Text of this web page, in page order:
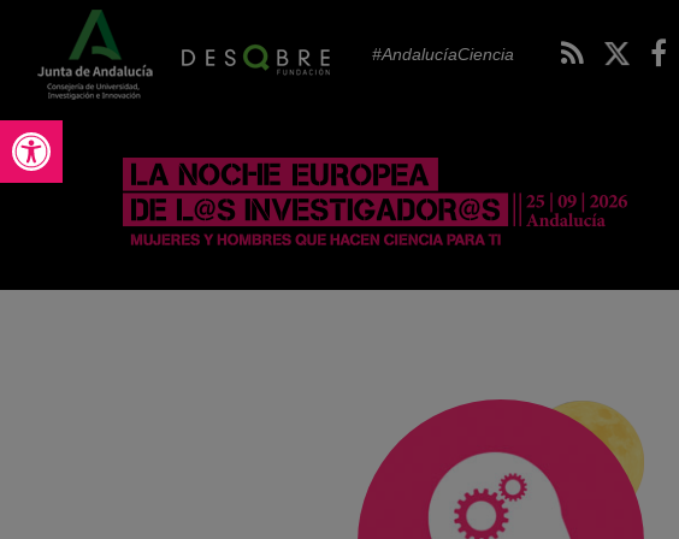
Abrir barra de herramientas
#AndalucíaCiencia